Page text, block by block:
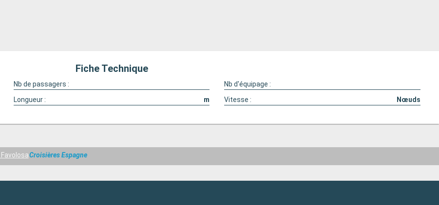
Fiche Technique
Nb de passagers :
Nb d'équipage :
Longueur : m Vitesse : Nœuds
Croisières Espagne